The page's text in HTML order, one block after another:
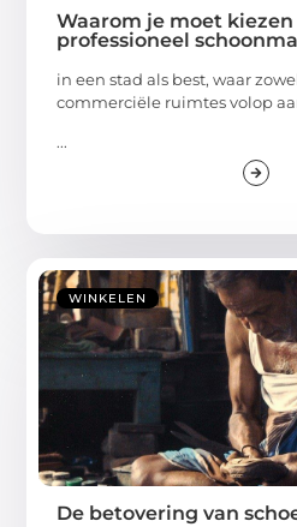
Waarom je moet kiezen
professioneel
in een stad als best, waar
commerciële ruimtes volop
...
WINKELEN
De betovering van